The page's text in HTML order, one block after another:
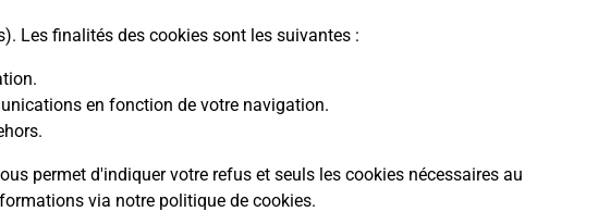
Les finalités des cookies sont les suivantes :
en fonction de votre navigation.
permet d'indiquer votre refus et seuls les cookies nécessaires au
via notre politique de cookies.